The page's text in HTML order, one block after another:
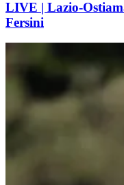
LIVE | Lazio-
Fersini